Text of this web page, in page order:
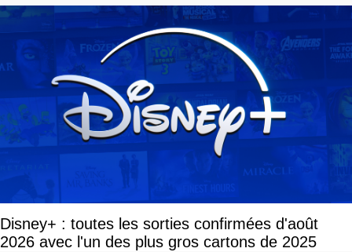
Disney+ : toutes les sorties confirmées d'août
2026 avec l'un des plus gros cartons de 2025